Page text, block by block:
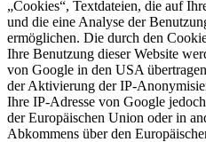
„Cookies“, Textdateien, die auf
und die eine Analyse der
ermöglichen. Die durch den
Ihre Benutzung dieser Website
von Google in den USA
der Aktivierung der IP-
Ihre IP-Adresse von Google
der Europäischen Union oder in
Abkommens über den